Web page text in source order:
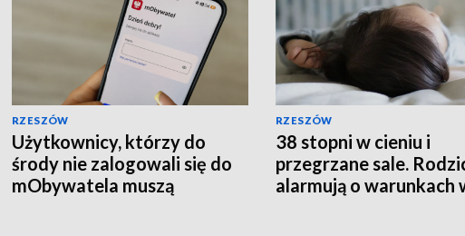
RZESZÓW
Użytkownicy, którzy do
środy nie zalogowali się do
mObywatela muszą
RZESZÓW
38 stopni w cieniu i
przegrzane sale.
alarmują o warunkach